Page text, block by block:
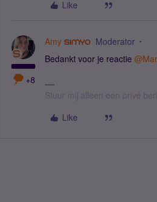
Like
+8
Amy Moderator
Bedankt voor je reactie
Stuur mij alleen een privé
Like